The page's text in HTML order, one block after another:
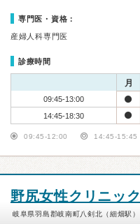
専門医・資格：
産婦人科専門医
診療時間
月
09:45-13:00
14:45-18:30
09:45-12:00 14:45-15:45
野尻女性クリニック
岐阜県羽島郡岐南町八剣北（細畑駅）